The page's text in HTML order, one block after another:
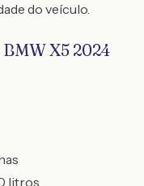
do veículo.
X5 2024
litros